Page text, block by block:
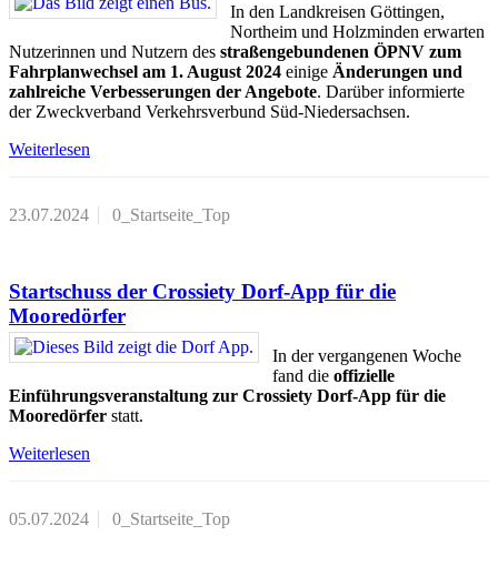
In den Landkreisen Göttingen,
Northeim und Holzminden erwarten
Nutzerinnen und Nutzern des straßengebundenen ÖPNV zum
Fahrplanwechsel am 1. August 2024 einige Änderungen und
zahlreiche Verbesserungen der Angebote. Darüber informierte
der Zweckverband Verkehrsverbund Süd-Niedersachsen.
Weiterlesen
23.07.2024 0_Startseite_Top
Startschuss der Crossiety Dorf-App für die
Mooredörfer
In der vergangenen Woche
fand die offizielle
Einführungsveranstaltung zur Crossiety Dorf-App für die
Mooredörfer statt.
Weiterlesen
05.07.2024 0_Startseite_Top